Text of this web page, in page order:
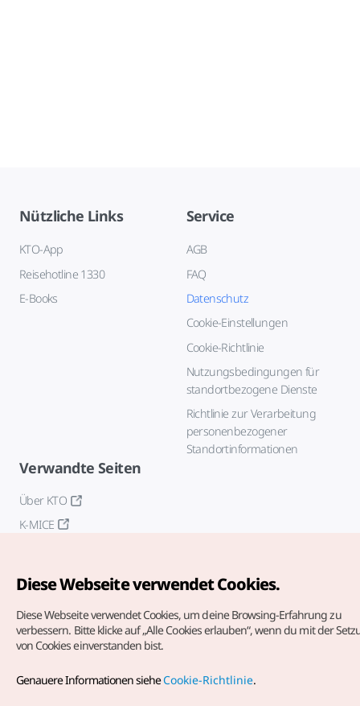
Nützliche Links
KTO-App
Reisehotline 1330
E-Books
Service
AGB
FAQ
Datenschutz
Cookie-Einstellungen
Cookie-Richtlinie
Nutzungsbedingungen für
standortbezogene Dienste
Richtlinie zur Verarbeitung
personenbezogener
Standortinformationen
Verwandte Seiten
Über KTO
K-MICE
vorbehalten.
Diese Webseite verwendet Cookies.
Diese Webseite verwendet Cookies, um deine Browsing-Erfahrung zu
verbessern. Bitte klicke auf „Alle Cookies erlauben“, wenn du mit der
von Cookies einverstanden bist.
Genauere Informationen sieheCookie-Richtlinie.